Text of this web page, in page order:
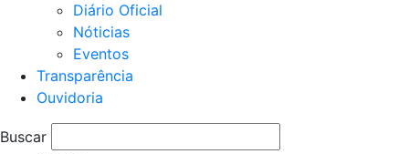
Diário Oficial
Nóticias
Eventos
Transparência
Ouvidoria
Buscar